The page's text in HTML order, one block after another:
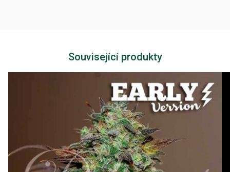
Související produkty